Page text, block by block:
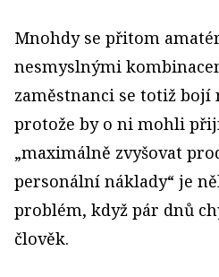
Mnohdy se přitom
nesmyslnými
zaměstnanci se totiž bojí
protože by o ni mohli
„maximálně zvyšovat
personální náklady“ je
problém, když pár dnů
člověk.